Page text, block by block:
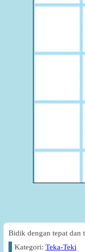
Bidik dengan tepat dan
Kategori:Teka-Teki